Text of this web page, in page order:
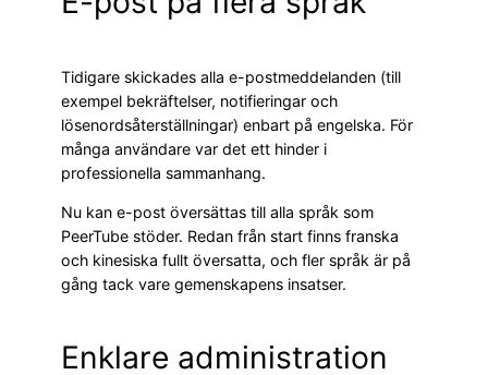
Tidigare skickades alla e-postmeddelanden (till
exempel bekräftelser, notifieringar och
lösenordsåterställningar) enbart på engelska. För
många användare var det ett hinder i
professionella sammanhang.
Nu kan e-post översättas till alla språk som
PeerTube stöder. Redan från start finns franska
och kinesiska fullt översatta, och fler språk är på
gång tack vare gemenskapens insatser.
Enklare administration